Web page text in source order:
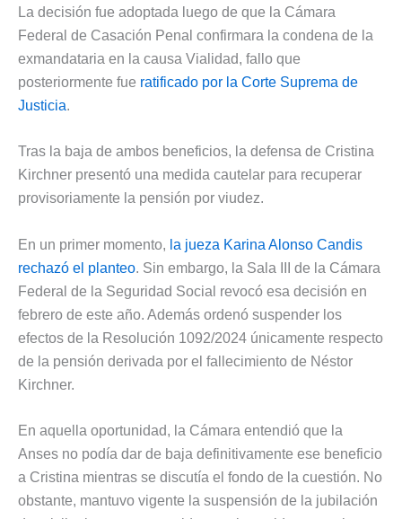
La decisión fue adoptada luego de que la Cámara
Federal de Casación Penal confirmara la condena de la
exmandataria en la causa Vialidad, fallo que
posteriormente fue ratificado por la Corte Suprema de
Justicia.
Tras la baja de ambos beneficios, la defensa de Cristina
Kirchner presentó una medida cautelar para recuperar
provisoriamente la pensión por viudez.
En un primer momento, la jueza Karina Alonso Candis
rechazó el planteo. Sin embargo, la Sala III de la Cámara
Federal de la Seguridad Social revocó esa decisión en
febrero de este año. Además ordenó suspender los
efectos de la Resolución 1092/2024 únicamente respecto
de la pensión derivada por el fallecimiento de Néstor
Kirchner.
En aquella oportunidad, la Cámara entendió que la
Anses no podía dar de baja definitivamente ese beneficio
a Cristina mientras se discutía el fondo de la cuestión. No
obstante, mantuvo vigente la suspensión de la jubilación